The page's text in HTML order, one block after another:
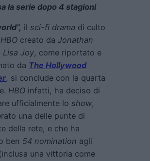
la serie dopo 4 stagioni
il sci-fi drama di culto
HBO creato da Jonathan
Lisa Joy, come riportato e
da The Hollywood
, si conclude con la quarta
HBO infatti, ha deciso di
ufficialmente lo show,
una delle punte di
della rete, e che ha
ben 54 nomination agli
(inclusa una vittoria come